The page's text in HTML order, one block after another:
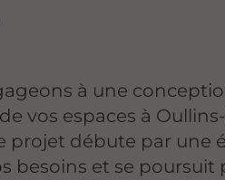
à une
vos espaces à
projet débute par une
besoins et se poursuit